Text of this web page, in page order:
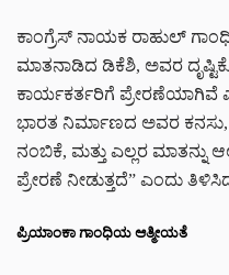
ಕಾಂಗ್ರೆಸ್ ನಾಯಕ ರಾಹುಲ್‌
ಮಾತನಾಡಿದ ಡಿಕೆಶಿ, ಅವರ
ಕಾರ್ಯಕರ್ತರಿಗೆ ಪ್ರೇರಣೆಯಾಗಿವೆ
ಭಾರತ ನಿರ್ಮಾಣದ ಅವರ ಕನಸು,
ನಂಬಿಕೆ, ಮತ್ತು ಎಲ್ಲರ
ಪ್ರೇರಣೆ ನೀಡುತ್ತದೆ” ಎಂದು
ಪ್ರಿಯಾಂಕಾ ಗಾಂಧಿಯ ಆತ್ಮೀಯತೆ